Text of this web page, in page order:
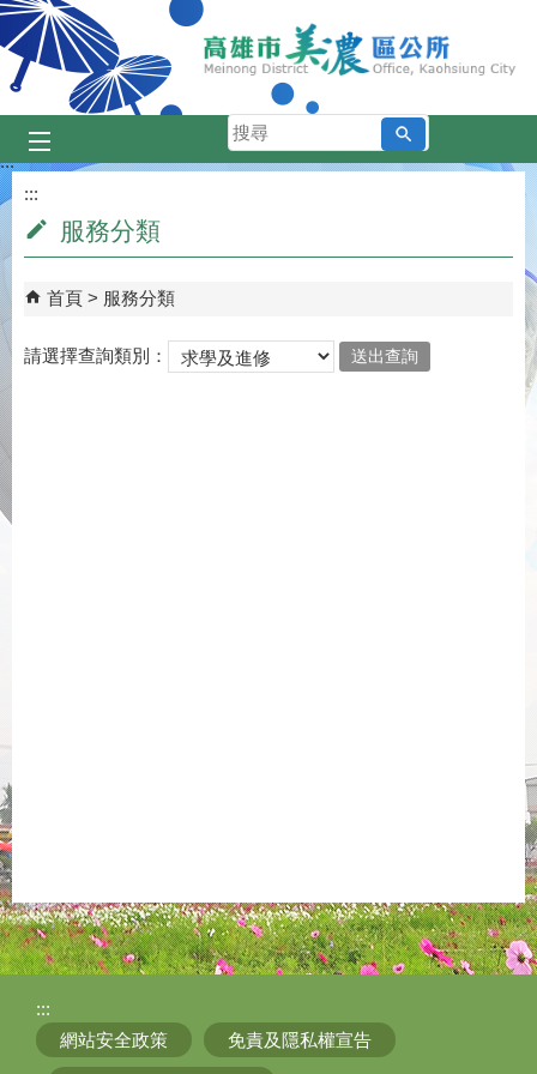
跳到主要內容區塊
搜
尋
:::
:::
服務分類
首頁 服務分類
請選擇查詢類別：
:::
網站安全政策
免責及隱私權宣告